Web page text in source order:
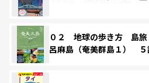
０２ 地球の歩き方 島
呂麻島（奄美群島１） ５